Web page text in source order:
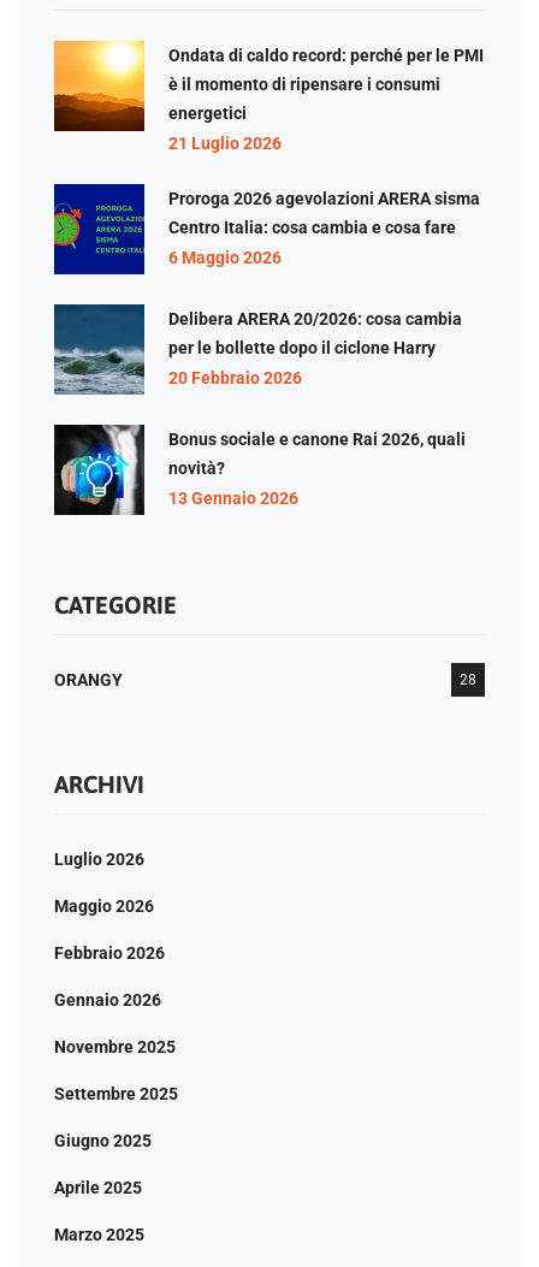
Ondata di caldo record: perché per le PMI
è il momento di ripensare i consumi
energetici
21 Luglio 2026
Proroga 2026 agevolazioni ARERA sisma
Centro Italia: cosa cambia e cosa fare
6 Maggio 2026
Delibera ARERA 20/2026: cosa cambia
per le bollette dopo il ciclone Harry
20 Febbraio 2026
Bonus sociale e canone Rai 2026, quali
novità?
13 Gennaio 2026
CATEGORIE
ORANGY 28
ARCHIVI
Luglio 2026
Maggio 2026
Febbraio 2026
Gennaio 2026
Novembre 2025
Settembre 2025
Giugno 2025
Aprile 2025
Marzo 2025